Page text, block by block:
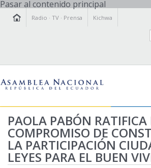
Pasar al contenido principal
Radio ·TV · Prensa Kichwa
LA ASAMBLEA
LEGISLAMOS
FISCALIZAMOS
PAOLA PABÓN RATIFICA
COMPROMISO DE
LA PARTICIPACIÓN
LEYES PARA EL BUEN